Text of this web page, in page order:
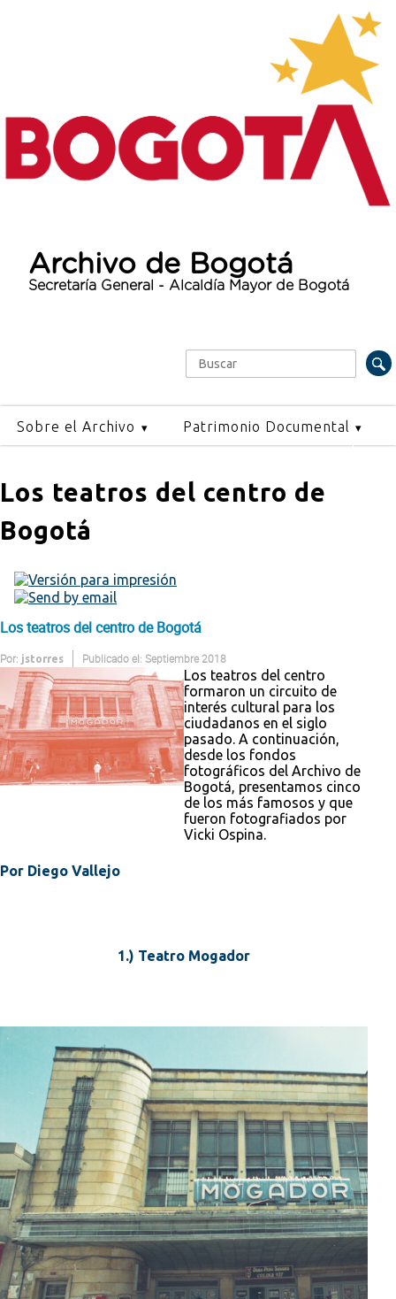
Archivo de Bogotá
Secretaría General - Alcaldía Mayor de Bogotá
Formulario de búsqueda
Buscar
Sobre el Archivo Patrimonio Documental
Los teatros del centro de
Bogotá
Los teatros del centro de Bogotá
Por: jstorres Publicado el: Septiembre 2018
Los teatros del centro
formaron un circuito de
interés cultural para los
ciudadanos en el siglo
pasado. A continuación,
desde los fondos
fotográficos del Archivo de
Bogotá, presentamos cinco
de los más famosos y que
fueron fotografiados por
Vicki Ospina.
Por Diego Vallejo
1.) Teatro Mogador